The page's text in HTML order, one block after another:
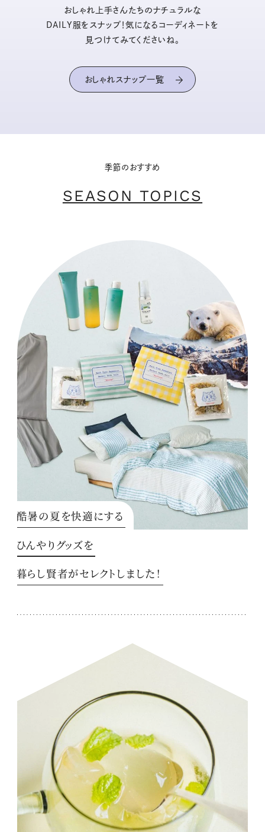
おしゃれ上手さんたちのナチュラルな
DAILY服をスナップ！気になるコーディネートを
見つけてみてくださいね。
おしゃれスナップ一覧
季節のおすすめ
SEASON TOPICS
酷暑の夏を快適にする
ひんやりグッズを
暮らし賢者がセレクトしました！